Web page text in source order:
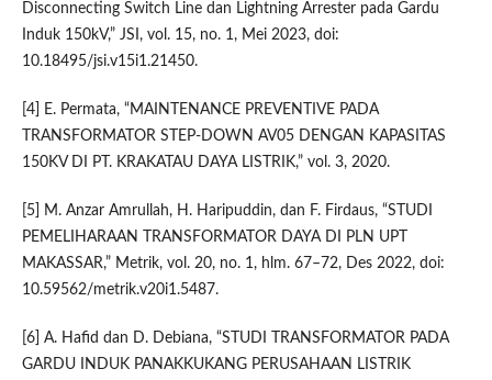
Disconnecting Switch Line dan Lightning Arrester pada Gardu
Induk 150kV,” JSI, vol. 15, no. 1, Mei 2023, doi:
10.18495/jsi.v15i1.21450.
[4] E. Permata, “MAINTENANCE PREVENTIVE PADA
TRANSFORMATOR STEP-DOWN AV05 DENGAN KAPASITAS
150KV DI PT. KRAKATAU DAYA LISTRIK,” vol. 3, 2020.
[5] M. Anzar Amrullah, H. Haripuddin, dan F. Firdaus, “STUDI
PEMELIHARAAN TRANSFORMATOR DAYA DI PLN UPT
MAKASSAR,” Metrik, vol. 20, no. 1, hlm. 67–72, Des 2022, doi:
10.59562/metrik.v20i1.5487.
[6] A. Hafid dan D. Debiana, “STUDI TRANSFORMATOR PADA
GARDU INDUK PANAKKUKANG PERUSAHAAN LISTRIK